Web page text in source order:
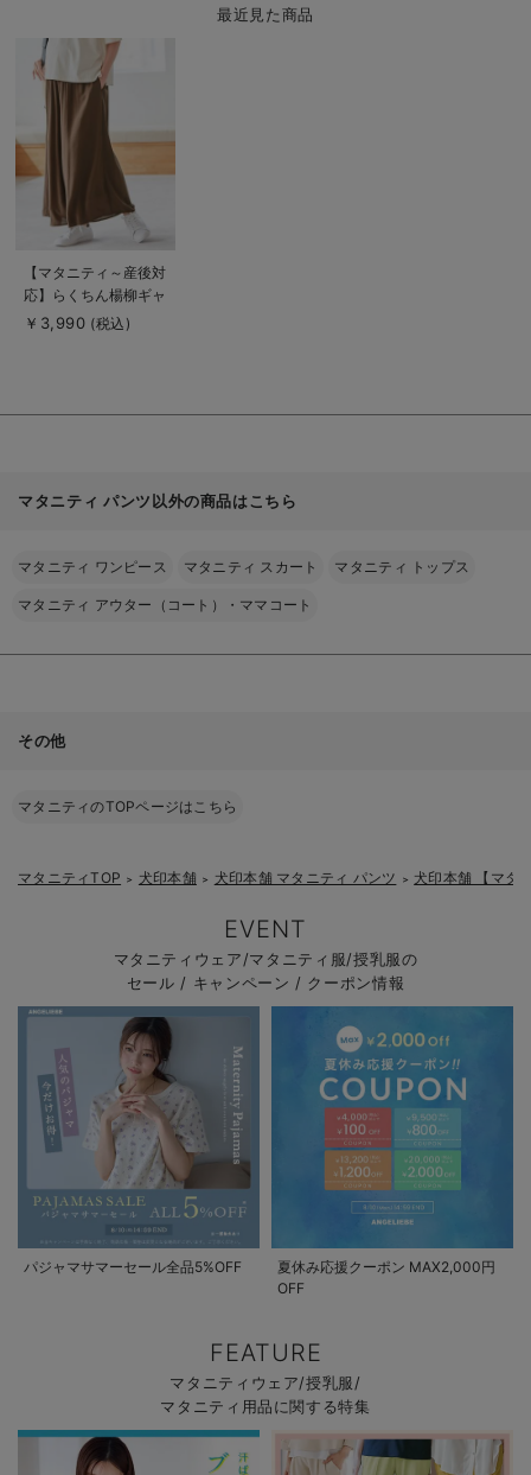
最近見た商品
る
商
品
詳
細
を
【マタニティ～産後対
応】らくちん楊柳ギャ
ザーワイドパンツ【出
￥3,990 (税込)
マタニティ パンツ以外の商品はこちら
マタニティ ワンピース マタニティ スカート マタニティ トップス
マタニティ アウター（コート）・ママコート
その他
マタニティのTOPページはこちら
マタニティTOP ＞ 犬印本舗 ＞ 犬印本舗 マタニティ パンツ ＞ 犬印本舗 【マタ
EVENT
マタニティウェア/マタニティ服/授乳服の
セール / キャンペーン / クーポン情報
パジャマサマーセール全品5%OFF
夏休み応援クーポン MAX2,000円
OFF
FEATURE
マタニティウェア/授乳服/
マタニティ用品に関する特集